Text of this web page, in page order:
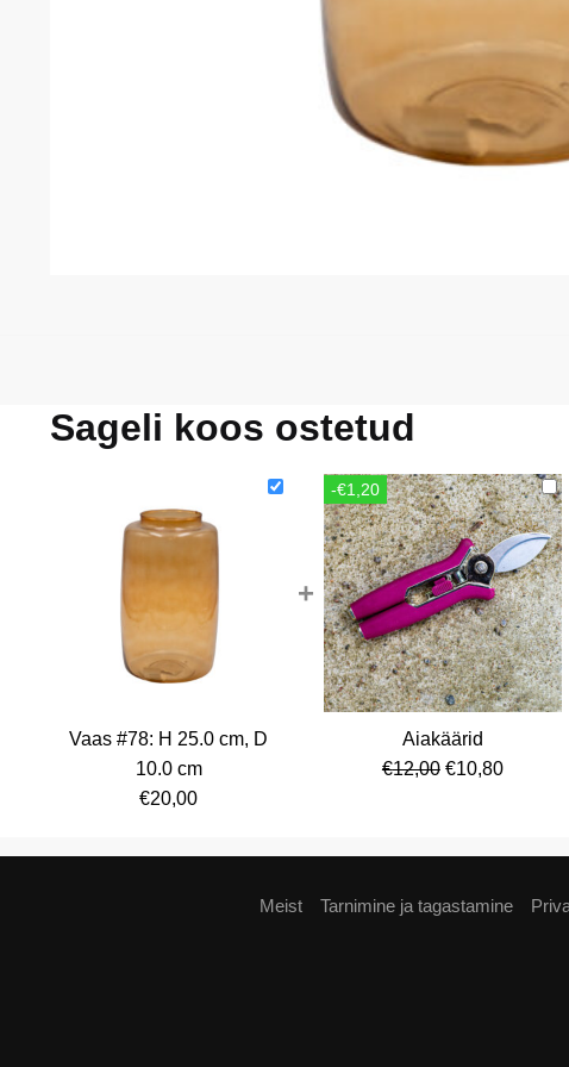
Sageli koos ostetud
Vaas #78: H 25.0 cm, D
10.0 cm
€20,00
+
-€1,20
Aiakäärid
€12,00 Algne
€12,00.
€10,80Current
€10,80.
Meist Tarnimine ja tagastamine